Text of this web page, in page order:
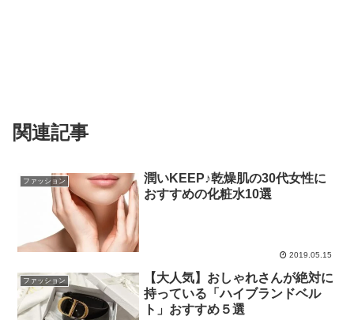
関連記事
ファッション
潤いKEEP♪乾燥肌の30代女性に
おすすめの化粧水10選
2019.05.15
ファッション
【大人気】おしゃれさんが絶対に
持っている「ハイブランドベル
ト」おすすめ５選